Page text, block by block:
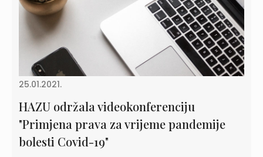
25.01.2021.
HAZU održala videokonferenciju
"Primjena prava za vrijeme pandemije
bolesti Covid-19"